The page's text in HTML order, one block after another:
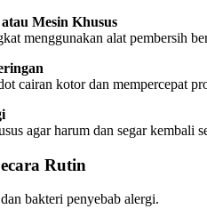
Mesin Khusus
menggunakan alat pembersih
cairan kotor dan mempercepat
agar harum dan segar kembali
Rutin
bakteri penyebab alergi.